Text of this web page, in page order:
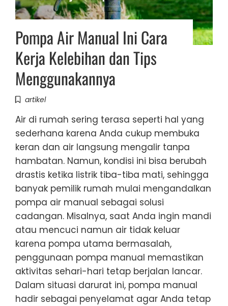
Pompa Air Manual Ini Cara
Kerja Kelebihan dan Tips
Menggunakannya
artikel
Air di rumah sering terasa seperti hal yang
sederhana karena Anda cukup membuka
keran dan air langsung mengalir tanpa
hambatan. Namun, kondisi ini bisa berubah
drastis ketika listrik tiba-tiba mati, sehingga
banyak pemilik rumah mulai mengandalkan
pompa air manual sebagai solusi
cadangan. Misalnya, saat Anda ingin mandi
atau mencuci namun air tidak keluar
karena pompa utama bermasalah,
penggunaan pompa manual memastikan
aktivitas sehari-hari tetap berjalan lancar.
Dalam situasi darurat ini, pompa manual
hadir sebagai penyelamat agar Anda tetap